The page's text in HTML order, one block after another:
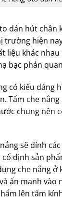
dán hút chân
trường hiện
liệu khác
bạc phản
có kiểu dáng
Tấm che
chung nên
sẽ đính
định sản
che nắng ở
ấn mạnh vào
lên tấm